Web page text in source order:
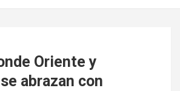
Oriente y
abrazan con